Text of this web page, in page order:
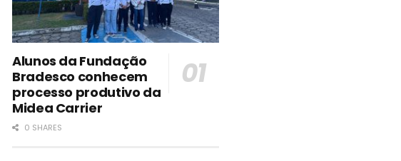
Alunos da Fundação
Bradesco conhecem
processo produtivo da
Midea Carrier
0 SHARES